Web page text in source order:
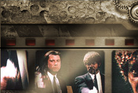
Hyppää pääsisältöön